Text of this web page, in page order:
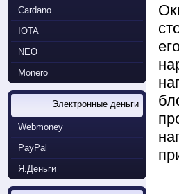
Cardano
IOTA
NEO
Monero
Электронные деньги
Webmoney
PayPal
Я.Деньги